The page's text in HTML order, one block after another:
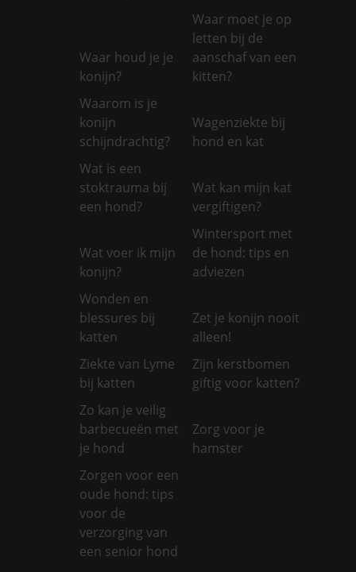
Waar houd je je
konijn?
Waar moet je op
letten bij de
aanschaf van een
kitten?
Waarom is je
konijn
schijndrachtig?
Wagenziekte bij
hond en kat
Wat is een
stoktrauma bij
een hond?
Wat kan mijn kat
vergiftigen?
Wat voer ik mijn
konijn?
Wintersport met
de hond: tips en
adviezen
Wonden en
blessures bij
katten
Zet je konijn nooit
alleen!
Ziekte van Lyme
bij katten
Zijn kerstbomen
giftig voor katten?
Zo kan je veilig
barbecueën met
je hond
Zorg voor je
hamster
Zorgen voor een
oude hond: tips
voor de
verzorging van
een senior hond